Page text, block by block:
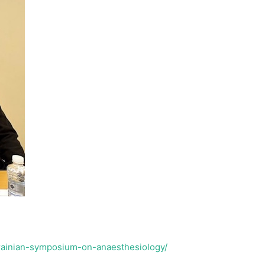
symposium-on-anaesthesiology/